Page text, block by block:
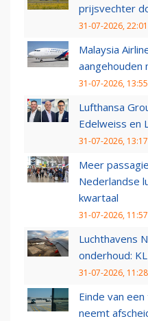
prijsvechter
31-07-2026, 22:01
Malaysia
aangehouden
31-07-2026, 13:55
Lufthansa
Edelweiss en
31-07-2026, 13:17
Meer
Nederlandse
kwartaal
31-07-2026, 11:57
Luchthavens
onderhoud:
31-07-2026, 11:28
Einde van
neemt